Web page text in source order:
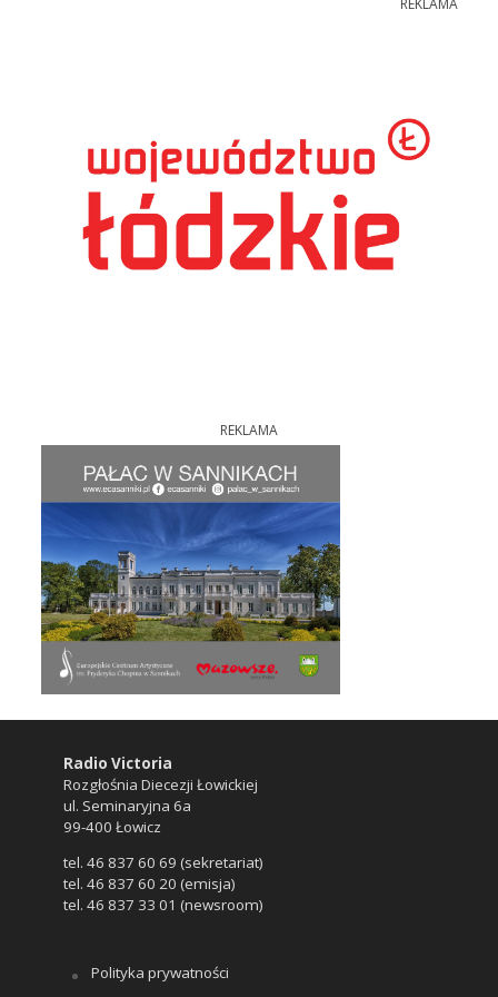
REKLAMA
REKLAMA
Radio Victoria
Rozgłośnia Diecezji Łowickiej
ul. Seminaryjna 6a
99-400 Łowicz
tel. 46 837 60 69 (sekretariat)
tel. 46 837 60 20 (emisja)
tel. 46 837 33 01 (newsroom)
Polityka prywatności